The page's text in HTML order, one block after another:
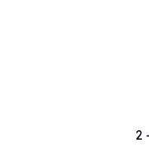
2